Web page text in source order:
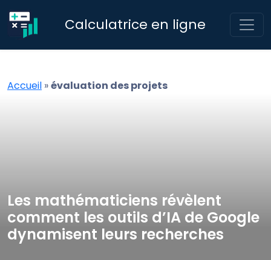
Calculatrice en ligne
Accueil »évaluation des projets
Les mathématiciens révèlent
comment les outils d’IA de Google
dynamisent leurs recherches